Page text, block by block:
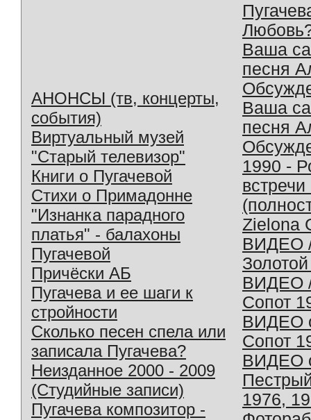
АНОНСЫ (тв, концерты,
события)
Виртуальный музей
"Старый телевизор"
Книги о Пугачевой
Стихи о Примадонне
"Изнанка парадного
платья" - балахоны
Пугачевой
Причёски АБ
Пугачева и ее шаги к
стройности
Сколько песен спела или
записала Пугачева?
Неизданное 2000 - 2009
(Студийные записи)
Пугачева композитор -
Ваша
песня
Ваша
песня
1990 -
Zielona
ВИДЕО
ВИДЕО
Сопот
ВИДЕО
Сопот
ВИДЕО
1976,